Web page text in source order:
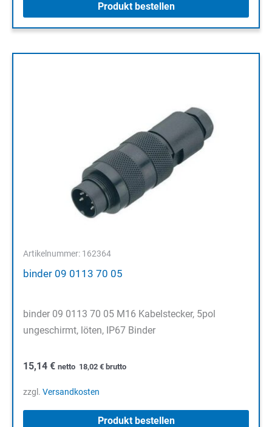
Produkt bestellen
Artikelnummer: 162364
binder 09 0113 70 05
binder 09 0113 70 05 M16 Kabelstecker, 5pol
ungeschirmt, löten, IP67 Binder
15,14 € netto 18,02 € brutto
zzgl. Versandkosten
Produkt bestellen